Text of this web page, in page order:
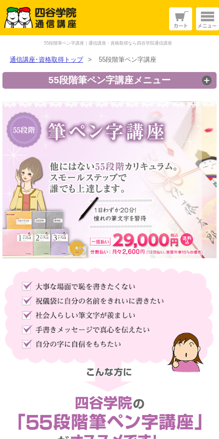
55段階筆ペン字講座｜通信講座・資格取得なら四谷学院通信講座
通信講座･資格取得トップ > 55段階筆ペン字講座
55段階筆ペン字講座メニュー